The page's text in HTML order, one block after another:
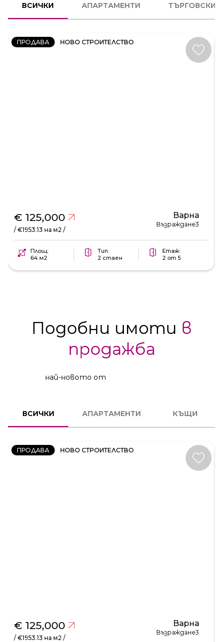
ВСИЧКИ АПАРТАМЕНТИ ТЪРГОВСКИ
ПРОДАВА НОВО СТРОИТЕЛСТВО
СТАЕН
КОД:
231606
€ 125,000
/ €1953.13 на м2 /
Варна
Възраждане3
Площ:
64 м2
Тип:
2 стаен
Етаж:
2 от 5
Подобни имоти в
продажба
най-новото от
ВСИЧКИ АПАРТАМЕНТИ КЪЩИ
ПРОДАВА НОВО СТРОИТЕЛСТВО
СТАЕН
КОД:
231606
€ 125,000
/ €1953.13 на м2 /
Варна
Възраждане3